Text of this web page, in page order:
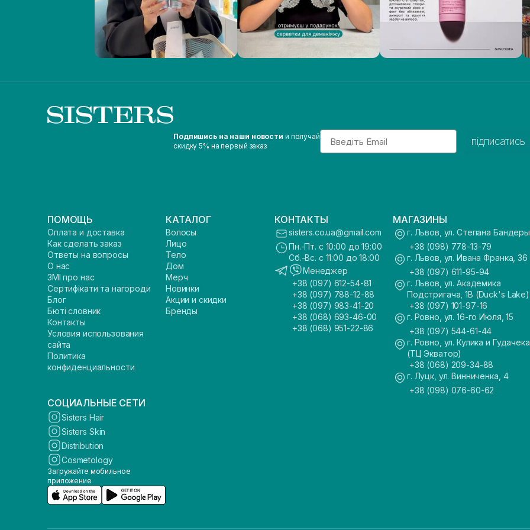
Подпишись на наши новости и получай
скидку 5% на первый заказ
Email
підписатись
ПОМОЩЬ
Оплата и доставка
Как сделать заказ
Ответы на вопросы
О нас
ЗМІ про нас
Сертифікати та нагороди
Блог
Бюті словник
Контакты
Условия использования
сайта
Политика
конфиденциальности
КАТАЛОГ
Волосы
Лицо
Тело
Дом
Мерч
Новинки
Акции и скидки
Бренды
КОНТАКТЫ
sisters.co.ua@gmail.com
Пн.-Пт. с 10:00 до 19:00
Сб.-Вс. с 11:00 до 18:00
Менеджер
+38 (097) 612-54-81
+38 (097) 788-12-88
+38 (097) 983-41-20
+38 (068) 693-46-00
+38 (068) 951-22-86
МАГАЗИНЫ
г. Львов, ул. Степана
+38 (098) 778-13-79
г. Львов, ул. Ивана Франка, 36
+38 (097) 611-95-94
г. Львов, ул. Академика
Подстригача, 1В (Duck's Lake)
+38 (097) 101-97-16
г. Ровно, ул. 16-го Июля, 15
+38 (097) 544-61-44
г. Ровно, ул. Кулика и
(ТЦ Экватор)
+38 (068) 209-34-88
г. Луцк, ул. Винниченка, 4
+38 (098) 076-60-62
СОЦИАЛЬНЫЕ СЕТИ
Sisters Hair
Sisters Skin
Distribution
Cosmetology
Загружайте мобильное
приложение